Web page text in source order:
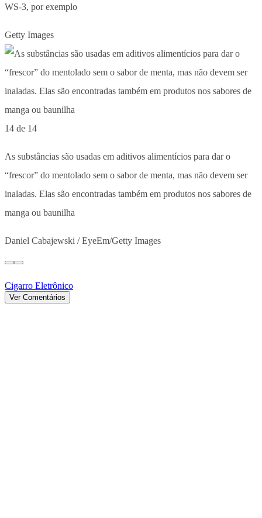
WS-3, por exemplo
Getty Images
14 de 14
As substâncias são usadas em aditivos alimentícios para dar o
“frescor” do mentolado sem o sabor de menta, mas não devem ser
inaladas. Elas são encontradas também em produtos nos sabores de
manga ou baunilha
Daniel Cabajewski / EyeEm/Getty Images
Cigarro Eletrônico
Ver Comentários